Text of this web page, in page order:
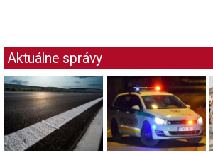
Aktuálne správy